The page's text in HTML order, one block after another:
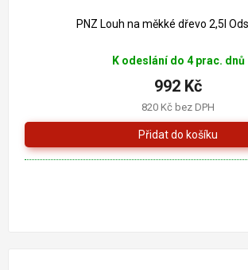
PNZ Louh na měkké dřevo 2,5l
K odeslání do 4 prac. dnů
820 Kč bez DPH
992 Kč